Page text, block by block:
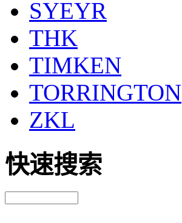
SYEYR
THK
TIMKEN
TORRINGTON
ZKL
快速搜索